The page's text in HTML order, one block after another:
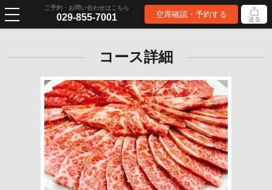
ご予約・お問い合わせはこちら
029-855-7001 空席確認・予約する 送る
コース詳細